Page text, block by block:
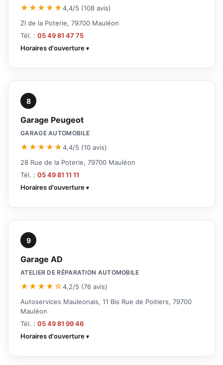
★★★★★4,4/5 (108 avis)
ZI de la Poterie, 79700 Mauléon
Tél. : 05 49 81 47 75
Horaires d'ouverture
8
Garage Peugeot
GARAGE AUTOMOBILE
★★★★★4,4/5 (10 avis)
28 Rue de la Poterie, 79700 Mauléon
Tél. : 05 49 81 11 11
Horaires d'ouverture
9
Garage AD
ATELIER DE RÉPARATION AUTOMOBILE
★★★★☆4,2/5 (76 avis)
Autoservices Mauleonais, 11 Bis Rue de Poitiers, 79700
Mauléon
Tél. : 05 49 81 99 46
Horaires d'ouverture